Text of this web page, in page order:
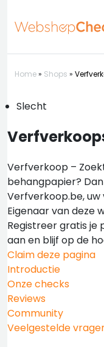
Home» Shops »
Slecht
Verfverkoop –
behangpapier?
Verfverkoop.be,
Eigenaar van deze
Registreer gratis je
aan en blijf op de
Claim deze pagina
Introductie
Onze checks
Reviews
Community
Veelgestelde